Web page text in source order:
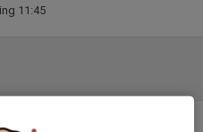
11:45